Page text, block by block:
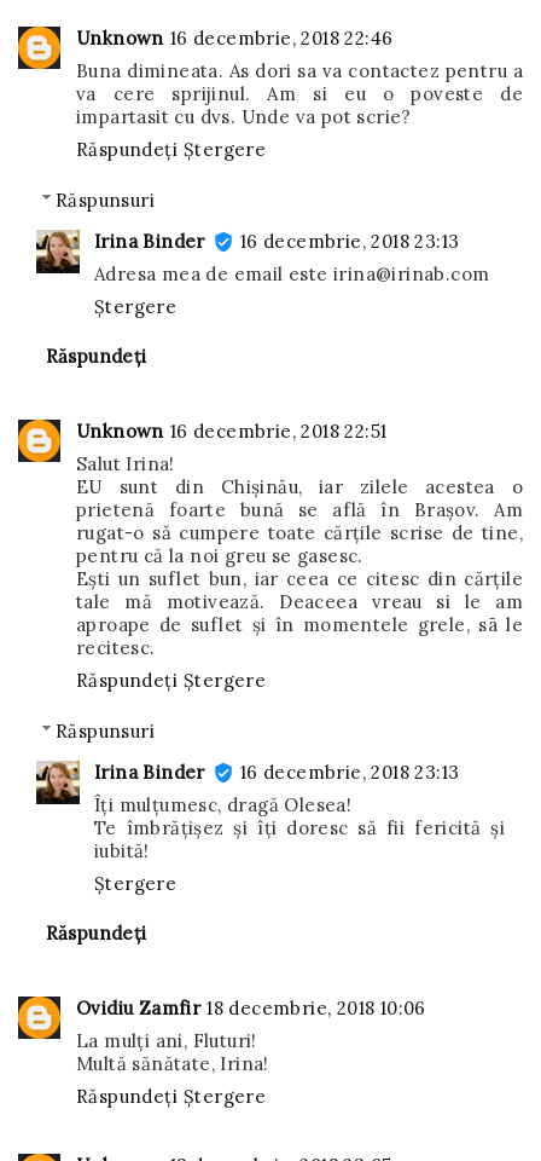
Unknown 16 decembrie, 2018 22:46
Buna dimineata. As dori sa va contactez pentru a
va cere sprijinul. Am si eu o poveste de
impartasit cu dvs. Unde va pot scrie?
Răspundeți Ștergere
Răspunsuri
Irina Binder
16 decembrie, 2018 23:13
Adresa mea de email este irina@irinab.com
Ștergere
Răspundeți
Unknown 16 decembrie, 2018 22:51
Salut Irina!
EU sunt din Chişinău, iar zilele acestea o
prietenă foarte bună se află în Braşov. Am
rugat-o să cumpere toate cărțile scrise de tine,
pentru că la noi greu se gasesc.
Eşti un suflet bun, iar ceea ce citesc din cărțile
tale mă motivează. Deaceea vreau si le am
aproape de suflet şi în momentele grele, sā le
recitesc.
Răspundeți Ștergere
Răspunsuri
Irina Binder
16 decembrie, 2018 23:13
Îți mulțumesc, dragă Olesea!
Te îmbrățișez și îți doresc să fii fericită și
iubită!
Ștergere
Răspundeți
Ovidiu Zamfir 18 decembrie, 2018 10:06
La mulți ani, Fluturi!
Multă sănătate, Irina!
Răspundeți Ștergere